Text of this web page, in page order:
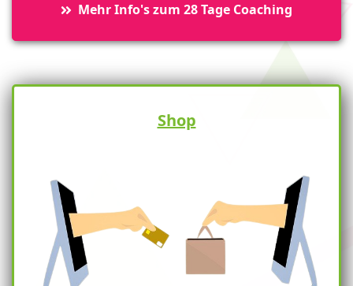
Mehr Info's zum 28 Tage Coaching
Shop